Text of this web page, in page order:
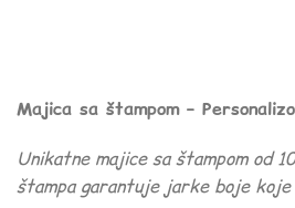
Majica sa štampom –
Unikatne majice sa štampom od
štampa garantuje jarke boje koje